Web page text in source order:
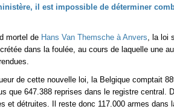
il est impossible de déterminer
mortel de Hans Van Themsche à Anvers, la loi
dans la foulée, au cours de laquelle une
de cette nouvelle loi, la Belgique comptait
que 647.388 reprises dans le registre central.
et détruites. Il reste donc 117.000 armes dans